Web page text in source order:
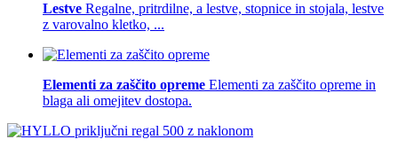
Lestve Regalne, pritrdilne, a lestve, stopnice in stojala, lestve
z varovalno kletko, ...
Elementi za zaščito opreme Elementi za zaščito opreme in
blaga ali omejitev dostopa.